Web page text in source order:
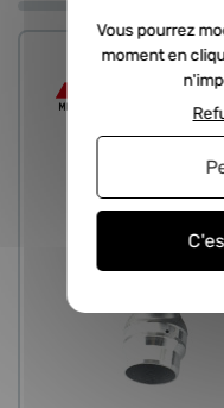
Vous pourrez
moment en